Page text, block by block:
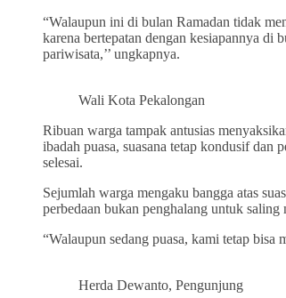
“Walaupun ini di bulan Ramadan tidak
karena bertepatan dengan kesiapannya di
pariwisata,’’ ungkapnya.
Wali Kota Pekalongan
Ribuan warga tampak antusias
ibadah puasa, suasana tetap kondusif dan
selesai.
Sejumlah warga mengaku bangga atas
perbedaan bukan penghalang untuk saling
“Walaupun sedang puasa, kami tetap bisa
Herda Dewanto, Pengunjung